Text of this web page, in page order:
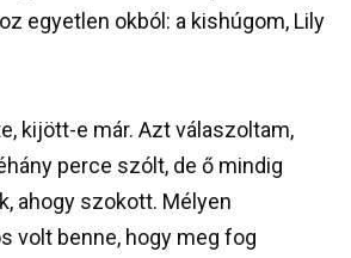
egyetlen okból: a kishúgom, Lily
kijött-e már. Azt válaszoltam,
perce szólt, de ő mindig
ahogy szokott. Mélyen
volt benne, hogy meg fog